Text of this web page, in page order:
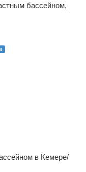
бассейном,
в Кемере/